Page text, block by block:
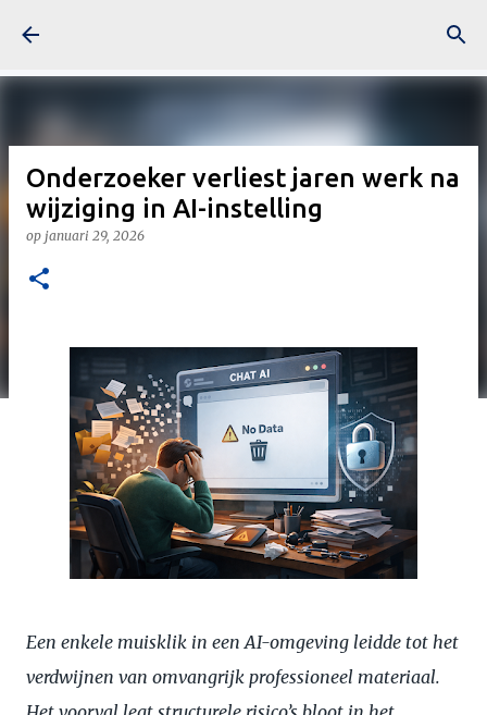
Onderzoeker verliest jaren werk na
wijziging in AI-instelling
op januari 29, 2026
Een enkele muisklik in een AI-omgeving leidde tot het
verdwijnen van omvangrijk professioneel materiaal.